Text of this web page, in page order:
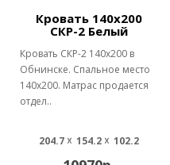
Кровать 140х200
СКР-2 Белый
Кровать СКР-2 140х200 в
Обнинске. Спальное место
140х200. Матрас продается
отдел..
204.7 ☓ 154.2 ☓ 102.2